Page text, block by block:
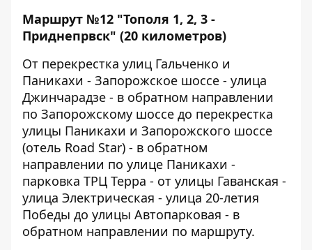
Маршрут №12 "Тополя 1, 2, 3 -
Приднепрвск" (20 километров)
От перекрестка улиц Гальченко и
Паникахи - Запорожское шоссе - улица
Джинчарадзе - в обратном направлении
по Запорожскому шоссе до перекрестка
улицы Паникахи и Запорожского шоссе
(отель Road Star) - в обратном
направлении по улице Паникахи -
парковка ТРЦ Терра - от улицы Гаванская -
улица Электрическая - улица 20-летия
Победы до улицы Автопарковая - в
обратном направлении по маршруту.